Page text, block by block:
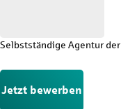
Selbstständige Agentur
Jetzt bewerben